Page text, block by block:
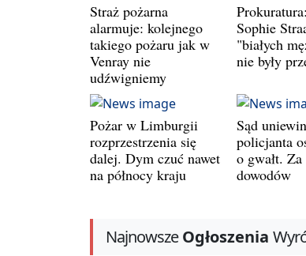
Straż pożarna
alarmuje: kolejnego
takiego pożaru jak w
Venray nie
udźwigniemy
Sophie
"białych
nie były
Pożar w Limburgii
rozprzestrzenia się
dalej. Dym czuć nawet
na północy kraju
Sąd
policjanta
o gwałt. Za
dowodów
NajnowszeOgłoszenia